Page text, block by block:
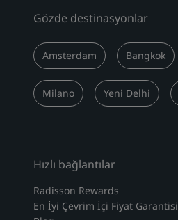
Gözde destinasyonlar
Amsterdam Bangkok
Milano Yeni Delhi
Hızlı bağlantılar
Radisson Rewards
En İyi Çevrim İçi Fiyat Garantisi